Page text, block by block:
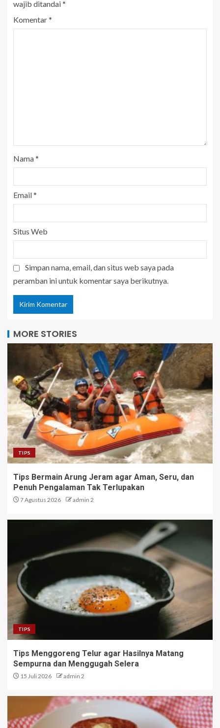
wajib ditandai*
Komentar*
Nama*
Email*
Situs Web
Simpan nama, email, dan situs web saya pada
peramban ini untuk komentar saya berikutnya.
MORE STORIES
TIPS
Tips Bermain Arung Jeram agar Aman, Seru, dan
Penuh Pengalaman Tak Terlupakan
7 Agustus 2026 admin 2
TIPS
Tips Menggoreng Telur agar Hasilnya Matang
Sempurna dan Menggugah Selera
15 Juli 2026 admin 2